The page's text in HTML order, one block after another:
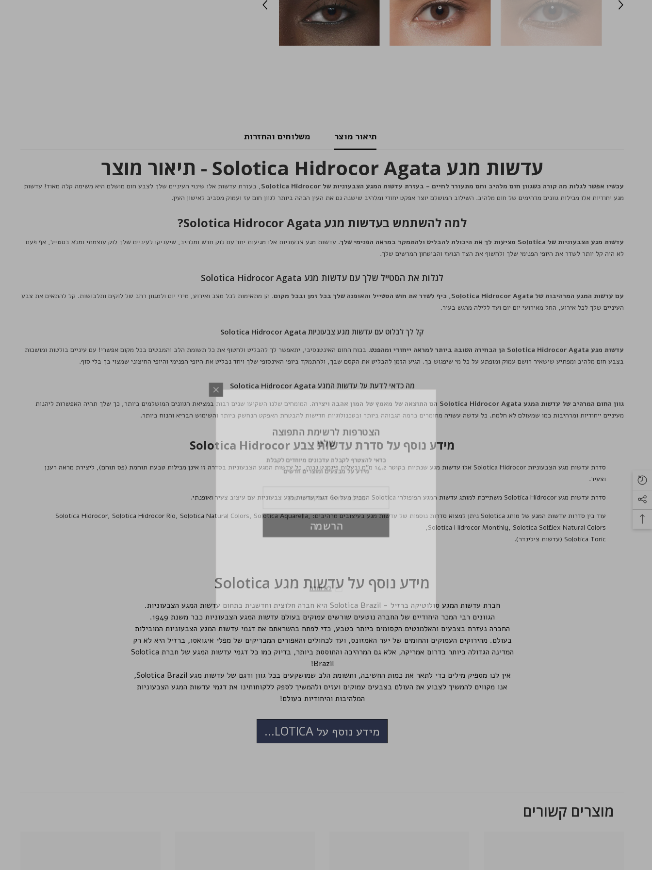
תיאור מוצר משלוחים והחזרות
עדשות מגע Solotica Hidrocor Agata - תיאור מוצר
עכשיו אפשר לגלות מה קורה כשגוון חום מלהיב וחם מתעורר לחיים - בעזרת עדשות המגע הצבעוניות של Solotica Hidrocor
, בעזרת עדשות אלו שינוי העיניים שלך לצבע חום מושלם היא משימה קלה מאוד! עדשות
מגע יחודיות אלו מכילות גוונים מדהימים של חום מלהיב. השילוב המושלם יוצר אפקט יחודי ומלהיב שישנה גם את העין הכהה ביותר לגוון חום עז ועמוק מסביב לאישון העין.
למה להשתמש בעדשות מגע Solotica Hidrocor Agata?
עדשות מגע הצבעוניות של Solotica מציעות לך את היכולת להבליט ולהתמקד במראה הפנימי שלך
. עדשות מגע צבעוניות אלו מגיעות יחד עם לוק חדש ומלהיב, שיעניקו לעיניים שלך לוק עוצמתי ומלא בסטייל, אף פעם
לא היה קל יותר לשדר את היופי הפנימי שלך ולחשוף את הצד הנועז והביטחון המרשים שלך.
לגלות את הסטייל שלך עם עדשות מגע Solotica Hidrocor Agata
עם עדשות המגע המרהיבות של Solotica Hidrocor Agata, כיף לשדר את חוש הסטייל והאופנה שלך בכל זמן ובכל מקום
. הן מתאימות לכל מצב ואירוע, מידי יום ולמגוון רחב של לוקים ותלבושות. קל להתאים את צבע
העיניים שלך לכל אירוע, החל מאירועי יום יום ועד ללילה מרגש בעיר.
קל לך לבלוט עם עדשות מגע צבעוניות Solotica Hidrocor Agata
עדשות מגע Solotica Hidrocor Agata הן הבחירה הטובה ביותר למראה ייחודי ומהפנט
. בכוח החום האינטנסיבי, יתאפשר לך להבליט ולחטוף את כל תשומת הלב והמבטים בכל מקום אפשרי! עם עיניים בולטות ומושכות
בצבע חום מלהיב ומפתיע שישאיר רושם עמוק ומופתע על כל מי שיפגוש בך. הגיע הזמן להבליט את הקסם שבך, ולהתמקד ביופי האינסופי שלך ויחד נבליט את היופי הפנימי והיופי החיצוני שמצוי בך בלי סוף.
מה כדאי לדעת על עדשות המגע Solotica Hidrocor Agata
גוון החום המרהיב של עדשות המגע Solotica Hidrocor Agata הם התוצאה של מאמץ של המון אהבה ויצירה
. המומחים שלנו השקיעו שנים רבות במציאת הגוונים המושלמים ביותר, כך שלך תהיה האפשרות ליהנות
מעיניים ייחודיות ומרהיבות כמו שמעולם לא חלמת. כל עדשה עשויה מחומרים ברמה הגבוהה ביותר ובטכנולוגיות חדישות להבטחת האפקט הנחשק ביותר והשימוש הבריא והנוח ביותר.
מידע נוסף על סדרת עדשות צבע Solotica Hidrocor
סדרת עדשות מגע הצבעוניות Solotica Hidrocor
אלו עדשות מגע שנתיות בקוטר 14.2 מ"מ ובעלות פיגמנט גבוה, כל עדשות המגע הצבעוניות בסדרה זו אינן מכילות טבעת תוחמת (פס תוחם), ליצירת מראה רענן
וצעיר.
סדרת עדשות מגע Solotica Hidrocor משתייכת למותג עדשות המגע הפופולרי
המכיל מעל 60 דגמי עדשות מגע צבעוניות עם עיצוב צעיר ואופנתי.
עוד בין סדרות עדשות המגע של מותג Solotica ניתן למצוא סדרות נוספות של עדשות מגע בעיצובים מרהיבים: Solotica Hidrocor, Solotica Hidrocor Rio, Solotica Natural Colors, Solotica Aquarella,
Solotica Hidrocor Monthly, Solotica Solflex Natural Colors
,
Solotica Toric (עדשות צילינדר)
.
מידע נוסף על עדשות מגע Solotica
חברת עדשות המגע סולוטיקה ברזיל - Solotica Brazil היא חברה חלוצית וחדשנית בתחום עדשות המגע הצבעוניות.
הגוונים רבי המכר היחודיים של החברה נוטעים שורשים עמוקים בעולם עדשות המגע הצבעוניות כבר משנת 1949.
החברה נעזרת בצבעים והאלמנטים הקסומים ביותר בטבע, כדי לפתח בהשראתם את דגמי עדשות המגע הצבעוניות המובילות
בעולם. מהירוקים העמוקים והחומים של יער האמזונס, ועד לכחולים והאפורים המבריקים של מפלי איגואסו, ברזיל היא לא רק
המדינה הגדולה ביותר בדרום אמריקה, אלא גם המרהיבה והתוססת ביותר, בדיוק כמו כל דגמי עדשות המגע של חברת Solotica
Brazil!
אין לנו מספיק מילים כדי לתאר את כמות החשיבה, ותשומת הלב שמושקעים בכל גוון ודגם של עדשות מגע Solotica Brazil,
אנו מקווים להמשיך לצבוע את העולם בצבעים עמוקים ועזים ולהמשיך לספק ללקוחותינו את דגמי עדשות המגע הצבעוניות
המלהיבות והיחודיות בעולם!
מידע נוסף על SOLOTICA
מוצרים קשורים
שלנו
כדאי להצטרף לקבלת עדכונים מיוחדים לקבלת
מידע על מבצעים ומוצרים חדשים
לא תודה